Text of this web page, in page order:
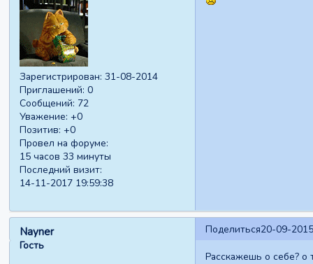
Зарегистрирован: 31-08-2014
Приглашений: 0
Сообщений: 72
Уважение: +0
Позитив: +0
Провел на форуме:
15 часов 33 минуты
Последний визит:
14-11-2017 19:59:38
Поделиться20-09-
Nayner
Гость
Расскажешь о себе? о